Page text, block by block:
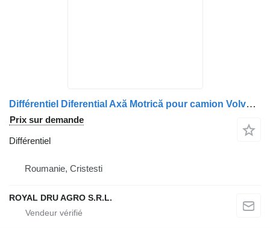
Différentiel Diferential Axă Motrică pour camion Volvo 14973
Prix sur demande
Différentiel
Roumanie, Cristesti
ROYAL DRU AGRO S.R.L.